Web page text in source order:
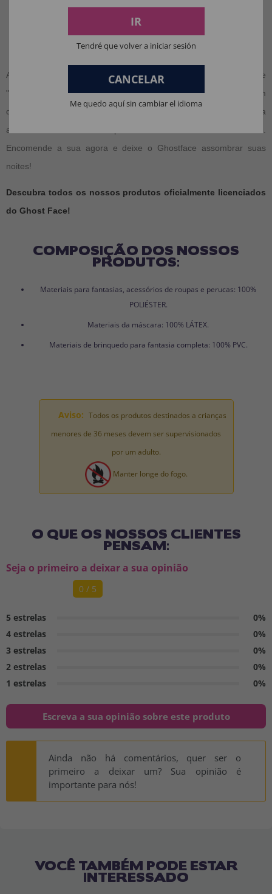
decorações de Halloween para criar uma atmosfera
A figura do Ghostface® é indispensável para todos os fãs de
"Pânico" e amantes do terror. Licenciada oficialmente e com
detalhes realistas, é perfeita para ampliar sua coleção ou criar uma
atmosfera aterrorizante para suas festas de Halloween.
Encomende a sua agora e deixe o Ghostface assombrar suas
noites!
Descubra todos os nossos produtos oficialmente licenciados
do Ghost Face!
COMPOSIÇÃO DOS NOSSOS
PRODUTOS:
Materiais para fantasias, acessórios de roupas e perucas: 100%
POLIÉSTER.
Materiais da máscara: 100% LÁTEX.
Materiais de brinquedo para fantasia completa: 100% PVC.
Aviso: Todos os produtos destinados a crianças
menores de 36 meses devem ser supervisionados
por um adulto.
Manter longe do fogo.
O QUE OS NOSSOS CLIENTES
PENSAM:
Seja o primeiro a deixar a sua opinião
0 / 5
5 estrelas
0%
4 estrelas
0%
3 estrelas
0%
2 estrelas
0%
1 estrelas
0%
Escreva a sua opinião sobre este produto
Ainda não há comentários, quer ser o
primeiro a deixar um? Sua opinião é
importante para nós!
VOCÊ TAMBÉM PODE ESTAR
INTERESSADO
IR
Tendré que volver a iniciar sesión
CANCELAR
Me quedo aquí sin cambiar el idioma